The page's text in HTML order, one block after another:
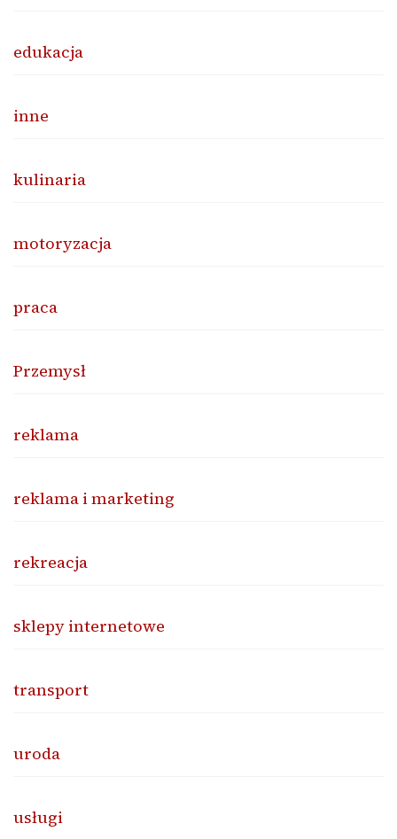
edukacja
inne
kulinaria
motoryzacja
praca
Przemysł
reklama
reklama i marketing
rekreacja
sklepy internetowe
transport
uroda
usługi